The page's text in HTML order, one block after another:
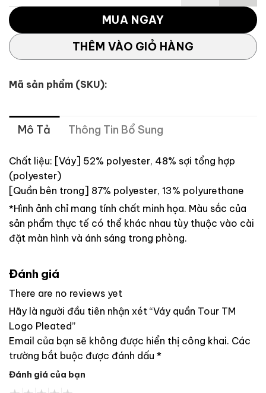
THÊM VÀO GIỎ HÀNG
MUA NGAY
Mã sản phẩm (SKU):
Mô Tả Thông Tin Bổ Sung
Chất liệu: [Váy] 52% polyester, 48% sợi tổng hợp
(polyester)
[Quần bên trong] 87% polyester, 13% polyurethane
*Hình ảnh chỉ mang tính chất minh họa. Màu sắc của
sản phẩm thực tế có thể khác nhau tùy thuộc vào cài
đặt màn hình và ánh sáng trong phòng.
Đánh giá
There are no reviews yet
Hãy là người đầu tiên nhận xét “Váy quần Tour TM
Logo Pleated”
Email của bạn sẽ không được hiển thị công khai. Các
trường bắt buộc được đánh dấu *
Đánh giá của bạn